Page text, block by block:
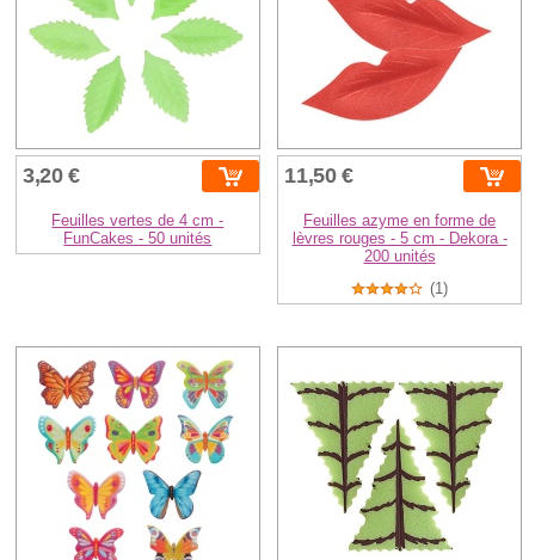
3,20 €
Feuilles vertes de 4 cm -
FunCakes - 50 unités
11,50 €
Feuilles azyme en forme de
lèvres rouges - 5 cm - Dekora -
200 unités
(1)